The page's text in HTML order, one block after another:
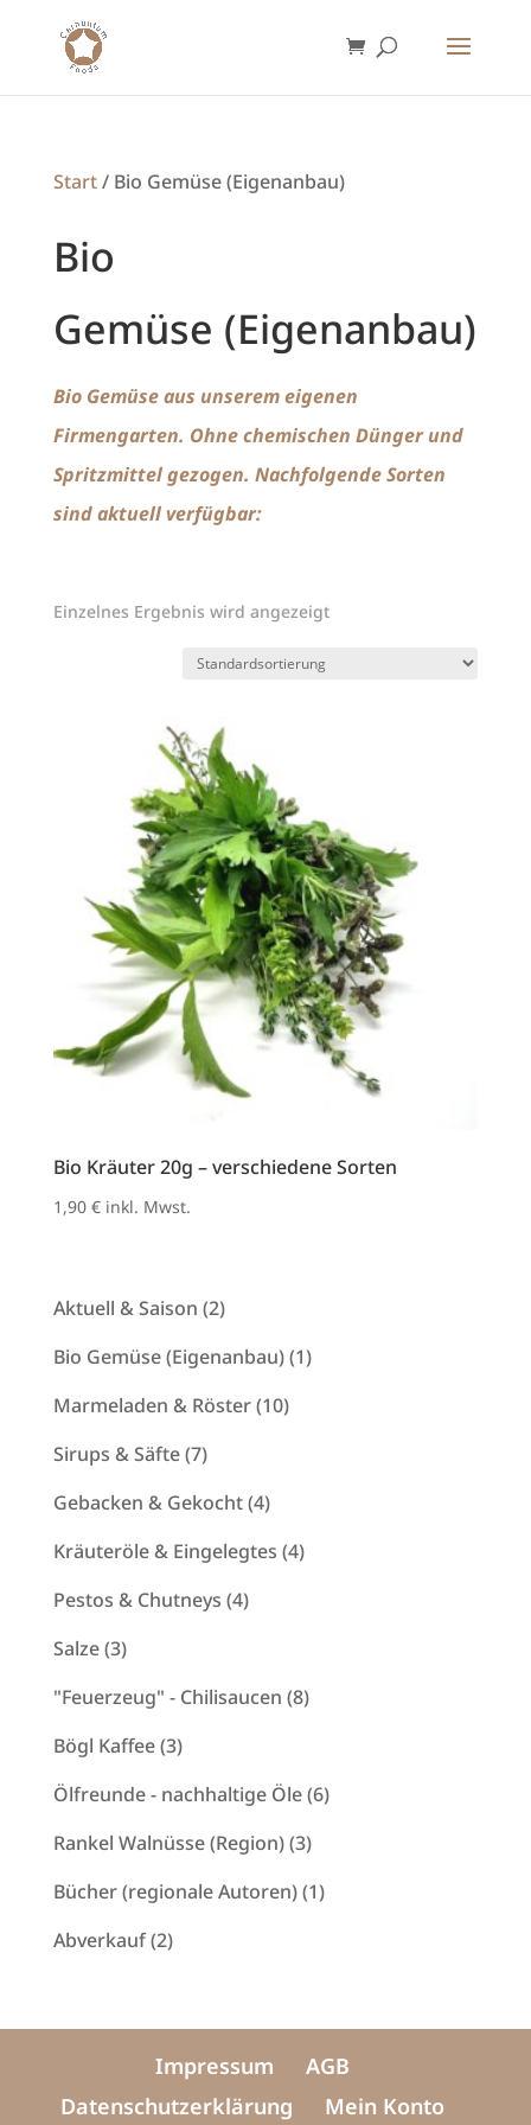
Start/ Bio Gemüse (Eigenanbau)
Bio
Gemüse (Eigenanbau)
Bio Gemüse aus unserem eigenen
Firmengarten. Ohne chemischen Dünger und
Spritzmittel gezogen. Nachfolgende Sorten
sind aktuell verfügbar:
Einzelnes Ergebnis wird angezeigt
Bio Kräuter 20g – verschiedene Sorten
1,90 € inkl. Mwst.
Aktuell & Saison 22
Produkte
Bio Gemüse (Eigenanbau) 11
Marmeladen & Röster 1010
Sirups & Säfte 77
Produkte
Gebacken & Gekocht 44
Produkte
Kräuteröle & Eingelegtes 44
Pestos & Chutneys 44
Salze 33
Produkte
"Feuerzeug" - Chilisaucen 88
Bögl Kaffee 33
Produkte
Ölfreunde - nachhaltige Öle 66
Rankel Walnüsse (Region) 33
Produkte
Bücher (regionale Autoren) 11
Abverkauf 22
Impressum
AGB
Datenschutzerklärung
Mein Konto